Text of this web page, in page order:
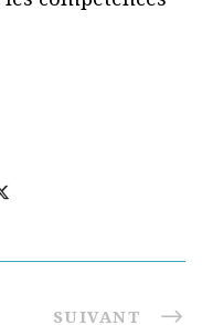
SUIVANT